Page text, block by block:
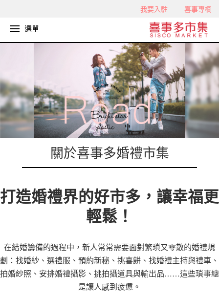
我要入駐 喜事專欄
選單
關於喜事多婚禮市集
打造婚禮界的好市多，讓幸福更
輕鬆！
在結婚籌備的過程中，新人常常需要面對繁瑣又零散的婚禮規
劃：找婚紗、選禮服、預約新秘、挑喜餅、找婚禮主持與禮車、
拍婚紗照、安排婚禮攝影、挑拍攝道具與輸出品……這些瑣事總
是讓人感到疲憊。